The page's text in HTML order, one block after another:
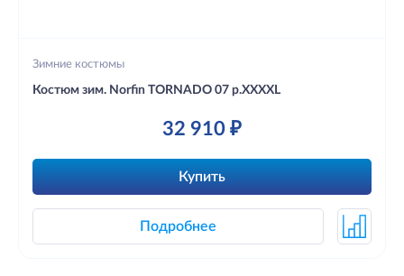
Зимние костюмы
Костюм зим. Norfin TORNADO 07 р.XXXXL
32 910 ₽
Купить
Подробнее